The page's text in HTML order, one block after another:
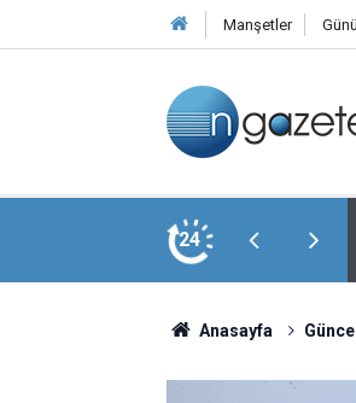
Manşetler
24
Yol 1 Saat 45 Dakikaya Düşüyor
Anasayfa Güncel